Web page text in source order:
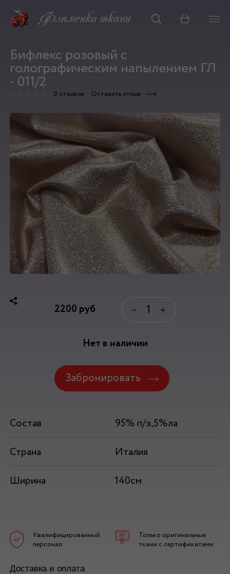
Корзина
Бифлекс розовый с
голографическим напылением ГЛ
- 011/2
0 отзывов Оставить отзыв
2200 руб − +
Нет в наличии
Забронировать
Состав
95% п/э,5%ла
Страна
Италия
Ширина
140см
Квалифицированный
персонал
Только оригинальные
ткани с сертификатами
Доставка и оплата